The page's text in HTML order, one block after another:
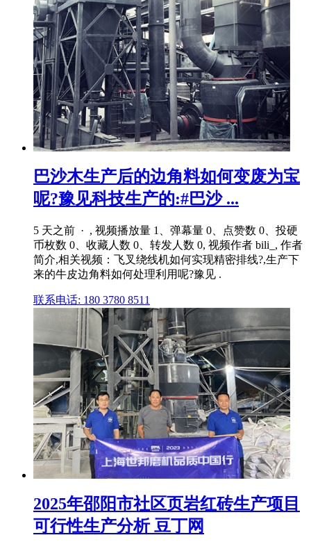
巴沙木生产后的边角料如何变废为宝
呢?豫见科技生产的:#巴沙 ...
5 天之前 · , 视频播放量 1、弹幕量 0、点赞数 0、投硬
币枚数 0、收藏人数 0、转发人数 0, 视频作者 bili_, 作者
简介,相关视频：飞叉绕线机如何实现精密排线?,生产下
来的牛皮边角料如何处理利用呢?豫见 .
联系电话: 180 3780 8511
2025年邵阳市社区页岩红砖生产项目
可行性生产分析 豆丁网